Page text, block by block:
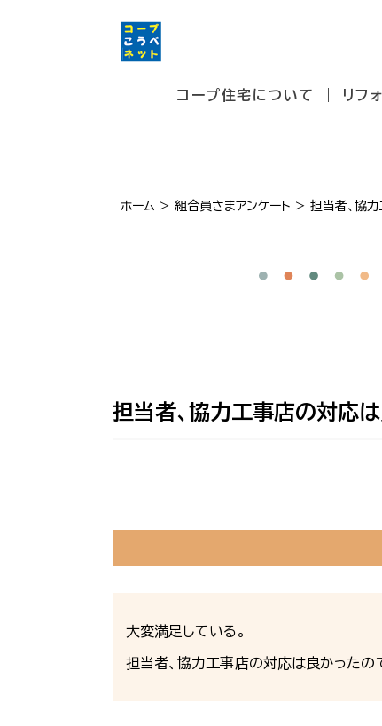
コープ住宅について リフ
ホーム > 組合員さまアンケート > 担当者、協
担当者、協力工事店の対応
大変満足している。
担当者、協力工事店の対応は良かったの